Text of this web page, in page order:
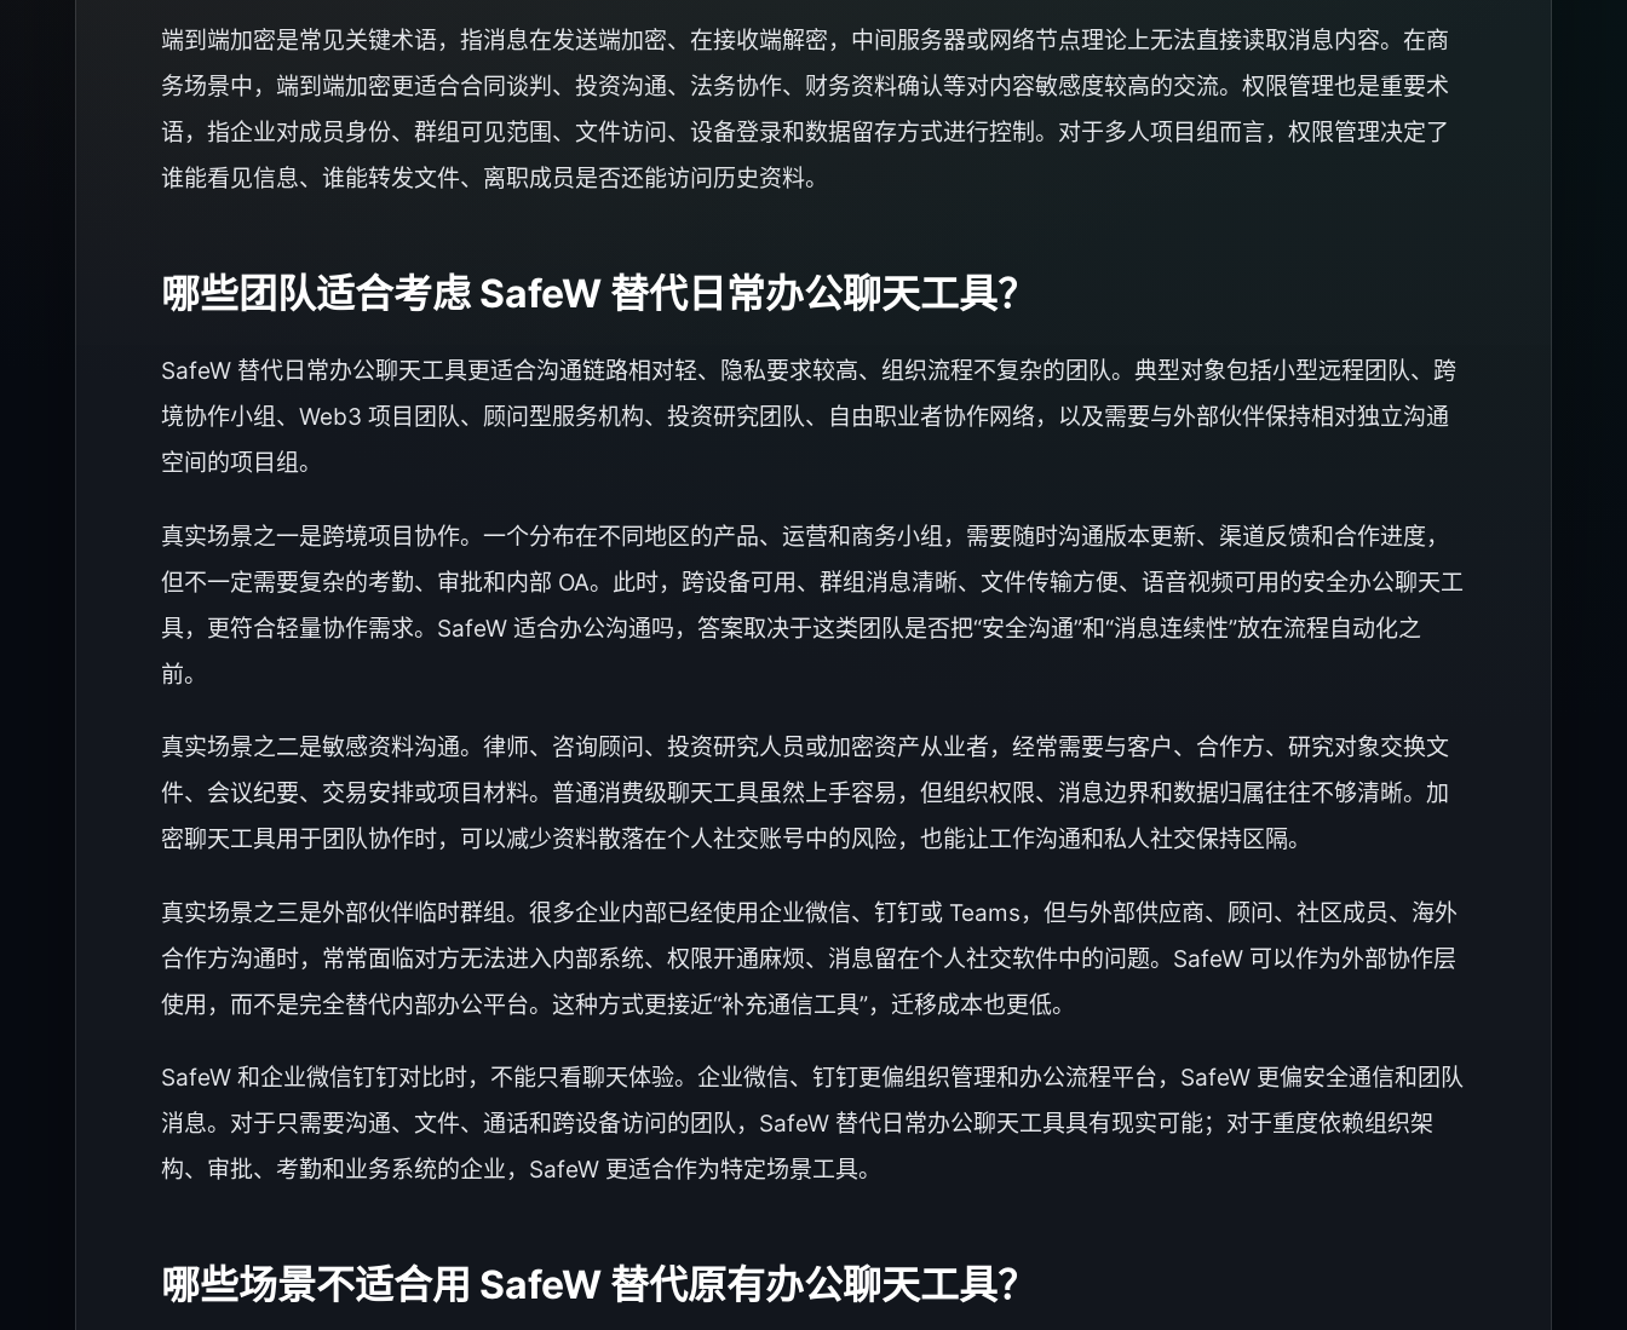
端到端加密是常见关键术语，指消息在发送端加密、在接收端解密，中间服务器或网络节点理论上无法直接读取消息内容。在商
务场景中，端到端加密更适合合同谈判、投资沟通、法务协作、财务资料确认等对内容敏感度较高的交流。权限管理也是重要术
语，指企业对成员身份、群组可见范围、文件访问、设备登录和数据留存方式进行控制。对于多人项目组而言，权限管理决定了
谁能看见信息、谁能转发文件、离职成员是否还能访问历史资料。
哪些团队适合考虑 SafeW 替代日常办公聊天工具？
SafeW 替代日常办公聊天工具更适合沟通链路相对轻、隐私要求较高、组织流程不复杂的团队。典型对象包括小型远程团队、跨
境协作小组、Web3 项目团队、顾问型服务机构、投资研究团队、自由职业者协作网络，以及需要与外部伙伴保持相对独立沟通
空间的项目组。
真实场景之一是跨境项目协作。一个分布在不同地区的产品、运营和商务小组，需要随时沟通版本更新、渠道反馈和合作进度，
但不一定需要复杂的考勤、审批和内部 OA。此时，跨设备可用、群组消息清晰、文件传输方便、语音视频可用的安全办公聊天工
具，更符合轻量协作需求。SafeW 适合办公沟通吗，答案取决于这类团队是否把“安全沟通”和“消息连续性”放在流程自动化之
前。
真实场景之二是敏感资料沟通。律师、咨询顾问、投资研究人员或加密资产从业者，经常需要与客户、合作方、研究对象交换文
件、会议纪要、交易安排或项目材料。普通消费级聊天工具虽然上手容易，但组织权限、消息边界和数据归属往往不够清晰。加
密聊天工具用于团队协作时，可以减少资料散落在个人社交账号中的风险，也能让工作沟通和私人社交保持区隔。
真实场景之三是外部伙伴临时群组。很多企业内部已经使用企业微信、钉钉或 Teams，但与外部供应商、顾问、社区成员、海外
合作方沟通时，常常面临对方无法进入内部系统、权限开通麻烦、消息留在个人社交软件中的问题。SafeW 可以作为外部协作层
使用，而不是完全替代内部办公平台。这种方式更接近“补充通信工具”，迁移成本也更低。
SafeW 和企业微信钉钉对比时，不能只看聊天体验。企业微信、钉钉更偏组织管理和办公流程平台，SafeW 更偏安全通信和团队
消息。对于只需要沟通、文件、通话和跨设备访问的团队，SafeW 替代日常办公聊天工具具有现实可能；对于重度依赖组织架
构、审批、考勤和业务系统的企业，SafeW 更适合作为特定场景工具。
哪些场景不适合用 SafeW 替代原有办公聊天工具？